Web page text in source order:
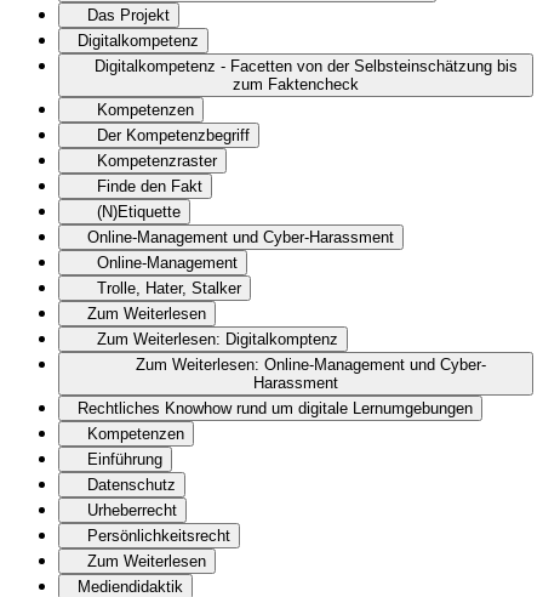
Das Projekt
Digitalkompetenz
Digitalkompetenz - Facetten von der Selbsteinschätzung bis
zum Faktencheck
Kompetenzen
Der Kompetenzbegriff
Kompetenzraster
Finde den Fakt
(N)Etiquette
Online-Management und Cyber-Harassment
Online-Management
Trolle, Hater, Stalker
Zum Weiterlesen
Zum Weiterlesen: Digitalkomptenz
Zum Weiterlesen: Online-Management und Cyber-
Harassment
Rechtliches Knowhow rund um digitale Lernumgebungen
Kompetenzen
Einführung
Datenschutz
Urheberrecht
Persönlichkeitsrecht
Zum Weiterlesen
Mediendidaktik